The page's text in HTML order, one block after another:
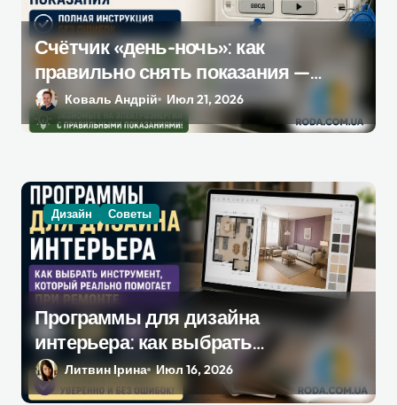
Счётчик «день-ночь»: как
правильно снять показания —
полная инструкция без ошибок
Коваль Андрій Июл 21, 2026
Дизайн Советы
Программы для дизайна
интерьера: как выбрать
инструмент, который
действительно поможет при
Литвин Ірина Июл 16, 2026